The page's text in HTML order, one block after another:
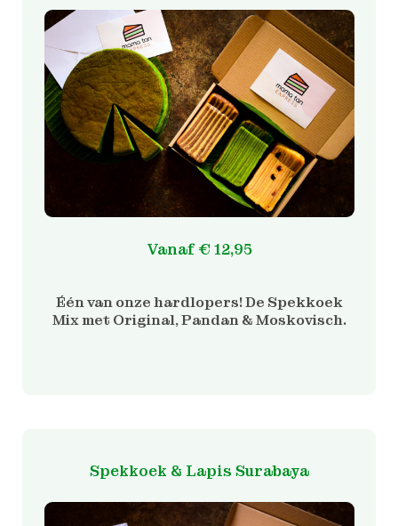
Deze
optie
kan
gekozen
worden
op
de
productpagina
Vanaf€ 12,95
Één van onze hardlopers! De Spekkoek
Mix met Original, Pandan & Moskovisch.
meerdere
variaties.
Deze
optie
Spekkoek & Lapis Surabaya